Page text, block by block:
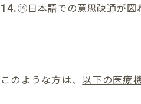
⑭日本語での意思疎通が図
このような方は、 以下の医療